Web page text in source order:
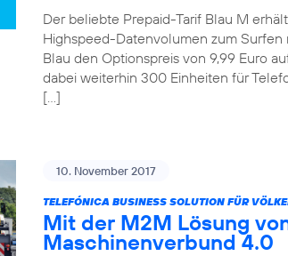
Der beliebte Prepaid-Tarif Blau M
Highspeed-Datenvolumen zum Surfen
Blau den Optionspreis von 9,99 Euro
dabei weiterhin 300 Einheiten für
[…]
10. November 2017
TELEFÓNICA BUSINESS SOLUTION FÜR
Mit der M2M Lösung
Maschinenverbund 4.0